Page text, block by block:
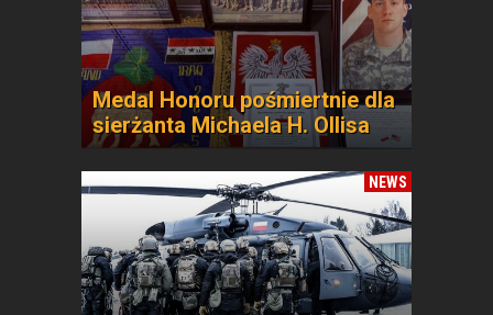
Medal Honoru pośmiertnie dla
sierżanta Michaela H. Ollisa
NEWS